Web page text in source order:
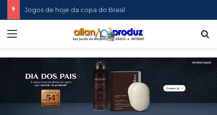
Jogos de hoje da copa do Brasil